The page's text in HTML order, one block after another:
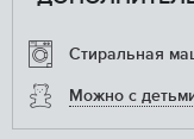
Стиральная
Можно с